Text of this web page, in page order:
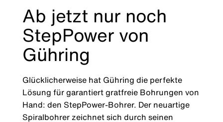
Ab jetzt nur noch
StepPower von
Gühring
Glücklicherweise hat Gühring die perfekte
Lösung für garantiert gratfreie Bohrungen von
Hand: den StepPower-Bohrer. Der neuartige
Spiralbohrer zeichnet sich durch seinen